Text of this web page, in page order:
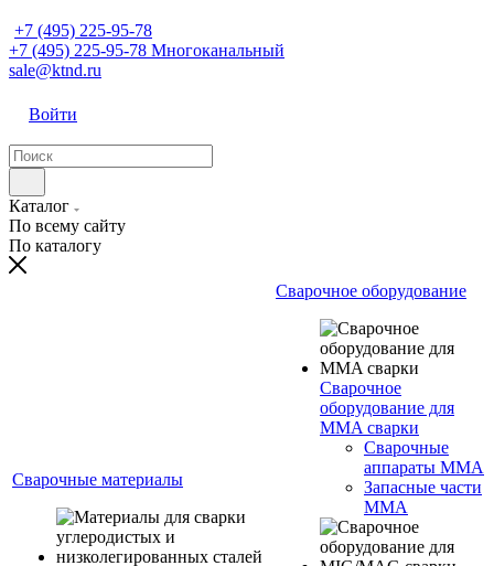
+7 (495) 225-95-78
+7 (495) 225-95-78 Многоканальный
sale@ktnd.ru
Войти
Каталог
По всему сайту
По каталогу
Сварочные материалы
Сварочное оборудование
Сварочное
оборудование для
MMA сварки
Сварочные
аппараты MMA
Запасные части
MMA